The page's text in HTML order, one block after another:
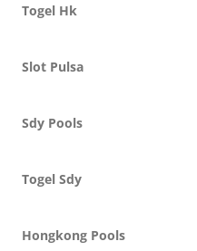
Togel Hk
Slot Pulsa
Sdy Pools
Togel Sdy
Hongkong Pools